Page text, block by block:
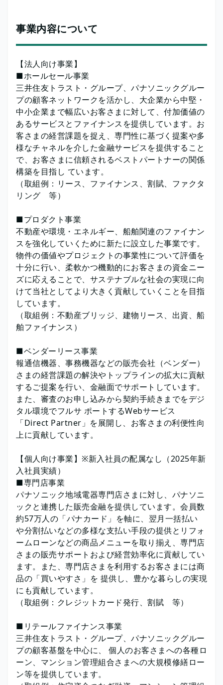
事業内容について
【法人向け事業】
■ホールセール事業
三井住友トラスト・グループ、パナソニックグルー
プの顧客ネットワークを活かし、大企業から中堅・
中小企業まで幅広いお客さまに対して、付加価値の
あるサービスとファイナンスを提供しています。お
客さまの経営課題を捉え、専門性に基づく提案や多
様なチャネルを介した金融サービスを提供すること
で、お客さまに信頼されるベストパートナーの関係
構築を目指し ています。
（取組例：リース、ファイナンス、割賦、ファクタ
リング 等）
■プロダクト事業
不動産や環境・エネルギー、船舶関連のファイナン
スを強化していくために新たに設立した事業です。
物件の価値やプロジェクトの事業性について評価を
十分に行い、柔軟かつ機動的にお客さまの資金ニー
ズに応えることで、サステナブルな社会の実現に向
けて当社としてより大きく貢献していくことを目指
しています。
（取組例：不動産ブリッジ、建物リース、出資、船
舶ファイナンス）
■ベンダーリース事業
報通信機器、事務機器などの販売会社（ベンダー）
さまの経営課題の解決やトップラインの拡大に貢献
するご提案を行い、金融面でサポートしています。
また、審査のお申し込みから契約手続きまでをデジ
タル環境でフルサ ポートするWebサービス
「Direct Partner」を展開し、お客さまの利便性向
上に貢献しています。
【個人向け事業】※新入社員の配属なし（2025年新
入社員実績）
■専門店事業
パナソニック地域電器専門店さまに対し、パナソニ
ックと連携した販売金融を提供しています。会員数
約57万人の「パナカード」を軸に、翌月一括払い
や分割払いなどの多様な支払い手段の提供とリフォ
ームローンなどの商品メニューを取り揃え、専門店
さまの販売サポートおよび経営効率化に貢献してい
ます。また、専門店さまを利用するお客さまには商
品の「買いやすさ」を 提供し、豊かな暮らしの実現
にも貢献しています。
（取組例：クレジットカード発行、割賦 等）
■リテールファイナンス事業
三井住友トラスト・グループ、パナソニックグルー
プの顧客基盤を中心に、 個人のお客さまへの各種ロ
ーン、マンション管理組合さまへの大規模修繕ロー
ン等を提供しています。